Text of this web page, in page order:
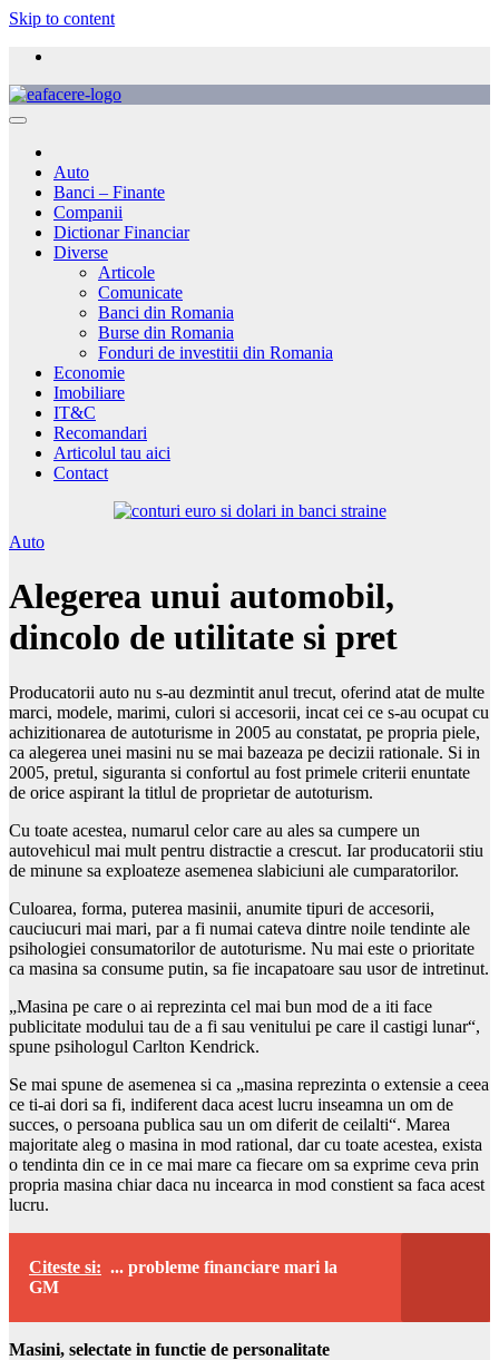
Skip to content
Auto
Banci – Finante
Companii
Dictionar Financiar
Diverse
Articole
Comunicate
Banci din Romania
Burse din Romania
Fonduri de investitii din Romania
Economie
Imobiliare
IT&C
Recomandari
Articolul tau aici
Contact
Auto
Alegerea unui automobil,
dincolo de utilitate si pret
Producatorii auto nu s-au dezmintit anul trecut, oferind atat de multe
marci, modele, marimi, culori si accesorii, incat cei ce s-au ocupat cu
achizitionarea de autoturisme in 2005 au constatat, pe propria piele,
ca alegerea unei masini nu se mai bazeaza pe decizii rationale. Si in
2005, pretul, siguranta si confortul au fost primele criterii enuntate
de orice aspirant la titlul de proprietar de autoturism.
Cu toate acestea, numarul celor care au ales sa cumpere un
autovehicul mai mult pentru distractie a crescut. Iar producatorii stiu
de minune sa exploateze asemenea slabiciuni ale cumparatorilor.
Culoarea, forma, puterea masinii, anumite tipuri de accesorii,
cauciucuri mai mari, par a fi numai cateva dintre noile tendinte ale
psihologiei consumatorilor de autoturisme. Nu mai este o prioritate
ca masina sa consume putin, sa fie incapatoare sau usor de intretinut.
„Masina pe care o ai reprezinta cel mai bun mod de a iti face
publicitate modului tau de a fi sau venitului pe care il castigi lunar“,
spune psihologul Carlton Kendrick.
Se mai spune de asemenea si ca „masina reprezinta o extensie a ceea
ce ti-ai dori sa fi, indiferent daca acest lucru inseamna un om de
succes, o persoana publica sau un om diferit de ceilalti“. Marea
majoritate aleg o masina in mod rational, dar cu toate acestea, exista
o tendinta din ce in ce mai mare ca fiecare om sa exprime ceva prin
propria masina chiar daca nu incearca in mod constient sa faca acest
lucru.
Citeste si: ... probleme financiare mari la
GM
Masini, selectate in functie de personalitate